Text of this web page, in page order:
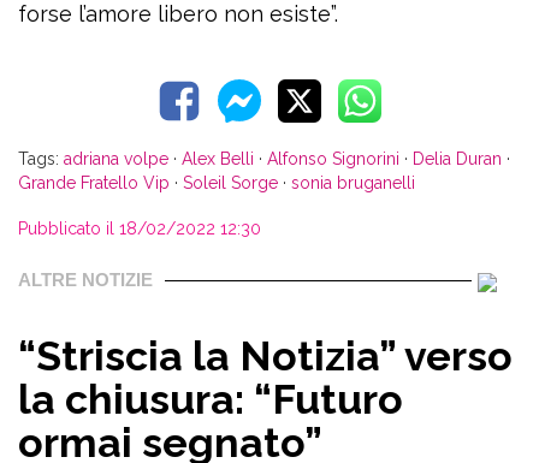
forse l’amore libero non esiste”.
Tags: adriana volpe · Alex Belli · Alfonso Signorini · Delia Duran ·
Grande Fratello Vip · Soleil Sorge · sonia bruganelli
Pubblicato il 18/02/2022 12:30
ALTRE NOTIZIE
“Striscia la Notizia” verso
la chiusura: “Futuro
ormai segnato”